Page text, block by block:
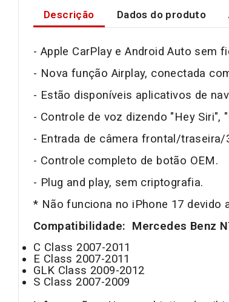
Descrição Dados do produto
- Apple CarPlay e Android Auto sem
- Nova função Airplay, conectada
- Estão disponíveis aplicativos de
- Controle de voz dizendo "Hey Siri",
- Entrada de câmera frontal/traseira/
- Controle completo de botão OEM.
- Plug and play, sem criptografia.
* Não funciona no iPhone 17 devido
Compatibilidade: Mercedes Benz
C Class 2007-2011
E Class 2007-2011
GLK Class 2009-2012
S Class 2007-2009